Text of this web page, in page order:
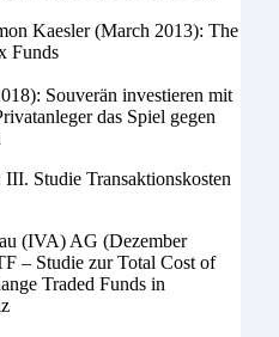
Kaesler (March 2013): The
Funds
Souverän investieren mit
das Spiel gegen
Studie Transaktionskosten
(IVA) AG (Dezember
– Studie zur Total Cost of
Traded Funds in